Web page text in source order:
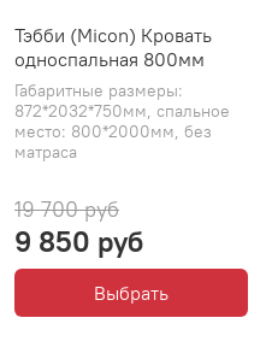
Тэбби (Micon) Кровать
односпальная 800мм
Габаритные размеры:
872*2032*750мм, спальное
место: 800*2000мм, без
матраса
19 700 руб
9 850 руб
Выбрать